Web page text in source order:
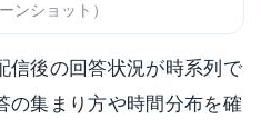
ンショット）
信後の回答状況が時系列で
の集まり方や時間分布を確